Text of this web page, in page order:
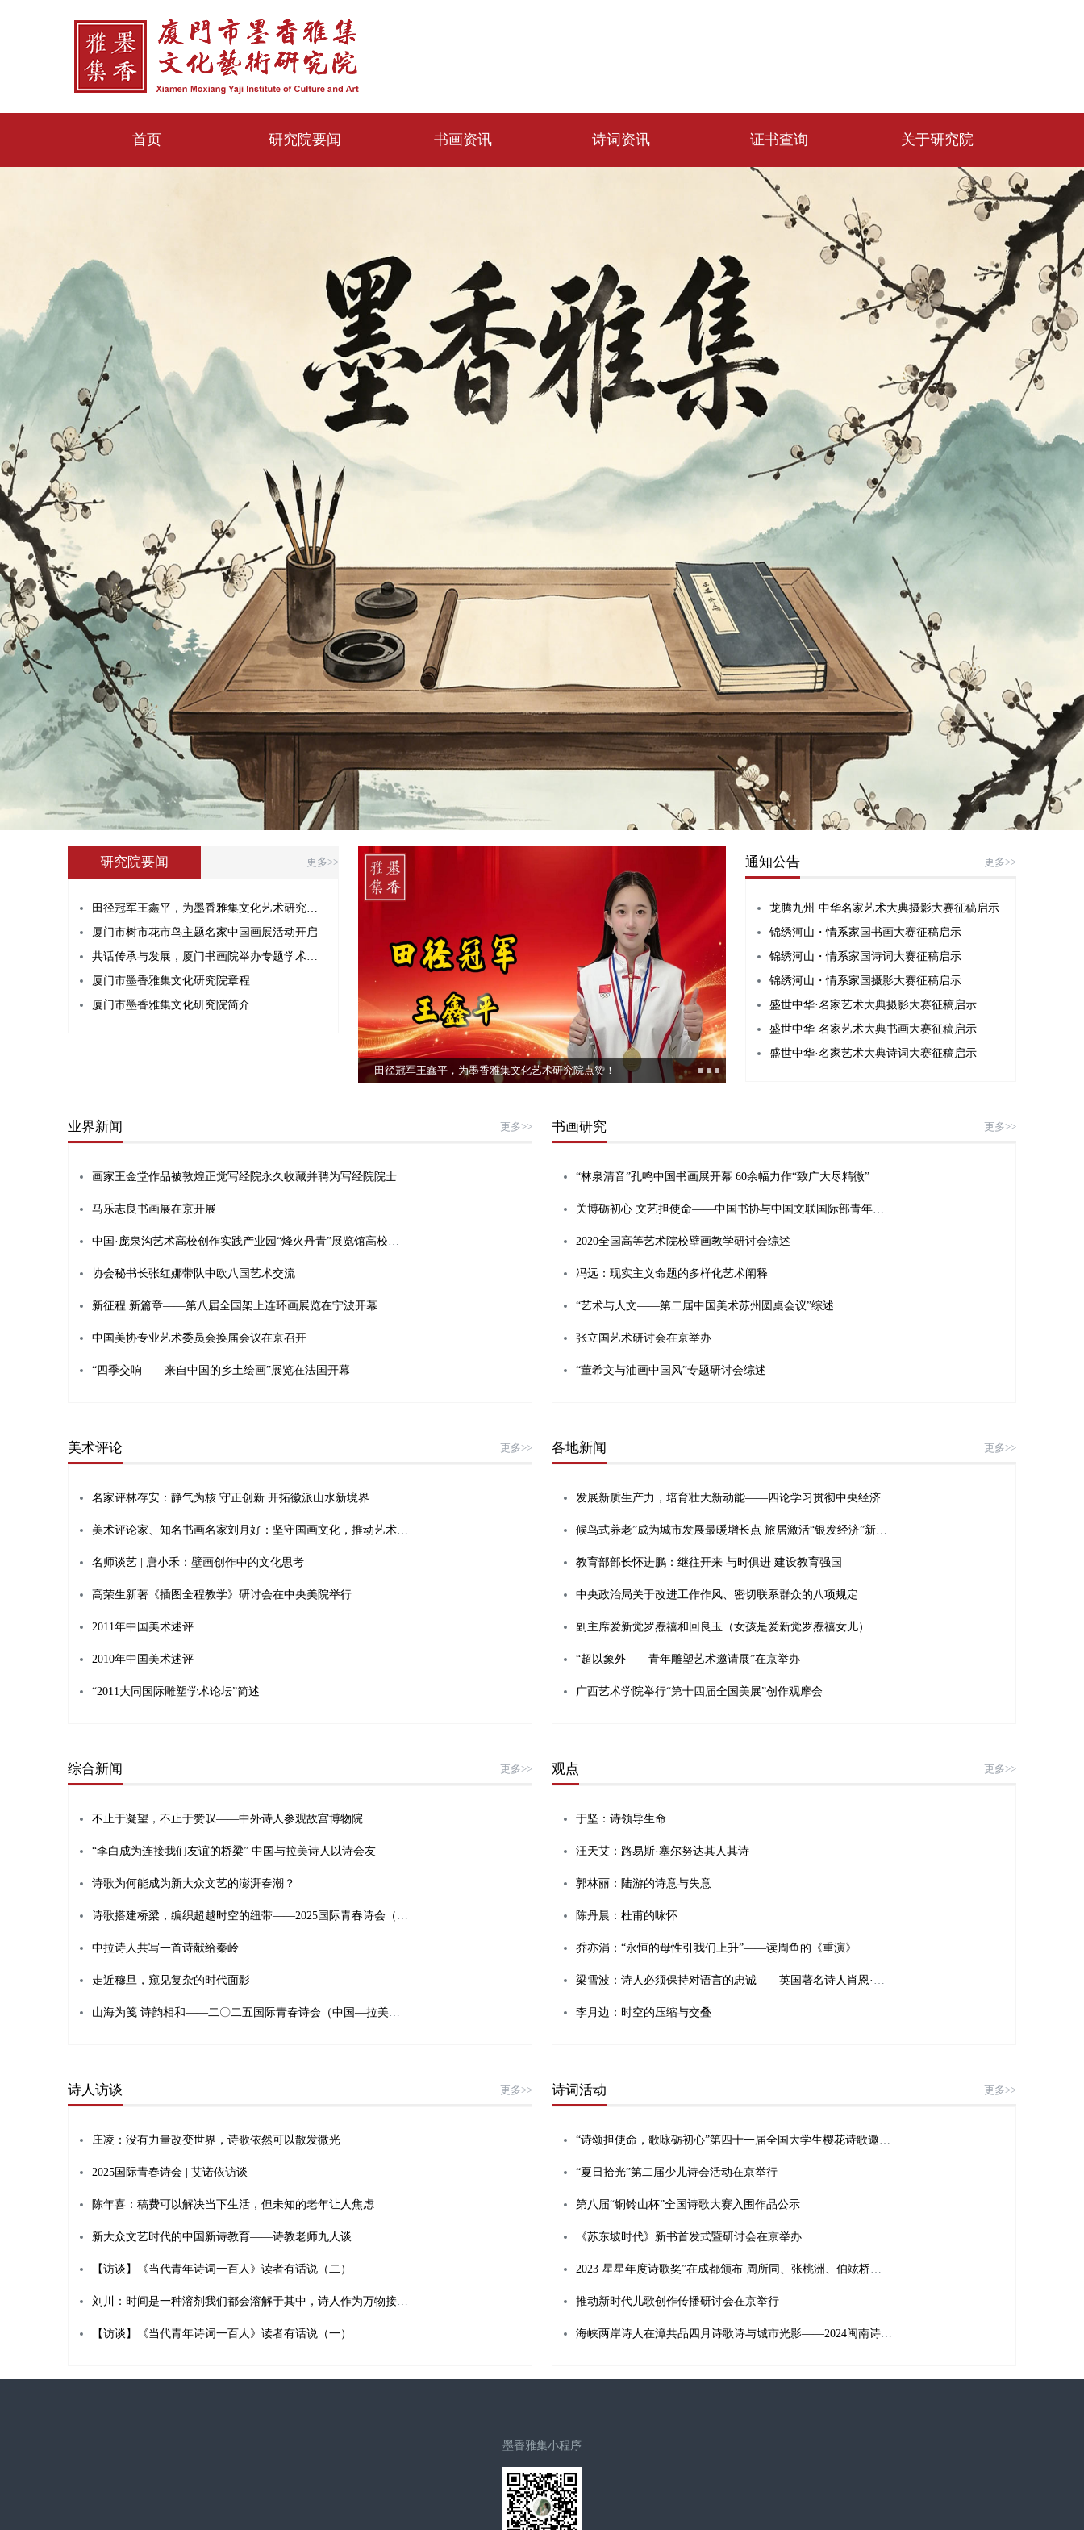
首页 研究院要闻 书画资讯 诗词资讯 证书查询 关于研究院
研究院要闻 更多>>
田径冠军王鑫平，为墨香雅集文化艺术研究院点赞！
厦门市树市花市鸟主题名家中国画展活动开启
共话传承与发展，厦门书画院举办专题学术座谈会
厦门市墨香雅集文化研究院章程
厦门市墨香雅集文化研究院简介
田径冠军王鑫平，为墨香雅集文化艺术研究院点赞！
通知公告 更多>>
龙腾九州·中华名家艺术大典摄影大赛征稿启示
锦绣河山・情系家国书画大赛征稿启示
锦绣河山・情系家国诗词大赛征稿启示
锦绣河山・情系家国摄影大赛征稿启示
盛世中华·名家艺术大典摄影大赛征稿启示
盛世中华·名家艺术大典书画大赛征稿启示
盛世中华·名家艺术大典诗词大赛征稿启示
业界新闻 更多>>
画家王金堂作品被敦煌正觉写经院永久收藏并聘为写经院院士
马乐志良书画展在京开展
协会秘书长张红娜带队中欧八国艺术交流
新征程 新篇章——第八届全国架上连环画展览在宁波开幕
中国美协专业艺术委员会换届会议在京召开
“四季交响——来自中国的乡土绘画”展览在法国开幕
书画研究 更多>>
“林泉清音”孔鸣中国书画展开幕 60余幅力作“致广大尽精微”
关博砺初心 文艺担使命——中国书协与中国文联国际部青年理论学习小组联学共建活动
2020全国高等艺术院校壁画教学研讨会综述
冯远：现实主义命题的多样化艺术阐释
“艺术与人文——第二届中国美术苏州圆桌会议”综述
张立国艺术研讨会在京举办
“董希文与油画中国风”专题研讨会综述
美术评论 更多>>
名家评林存安：静气为核 守正创新 开拓徽派山水新境界
美术评论家、知名书画名家刘月好：坚守国画文化，推动艺术传承
名师谈艺 | 唐小禾：壁画创作中的文化思考
高荣生新著《插图全程教学》研讨会在中央美院举行
2011年中国美术述评
2010年中国美术述评
“2011大同国际雕塑学术论坛”简述
各地新闻 更多>>
发展新质生产力，培育壮大新动能——四论学习贯彻中央经济工作会议精神
候鸟式养老”成为城市发展最暖增长点 旅居激活“银发经济”新蓝海
教育部部长怀进鹏：继往开来 与时俱进 建设教育强国
中央政治局关于改进工作作风、密切联系群众的八项规定
副主席爱新觉罗焘禧和回良玉（女孩是爱新觉罗焘禧女儿）
“超以象外——青年雕塑艺术邀请展”在京举办
广西艺术学院举行“第十四届全国美展”创作观摩会
综合新闻 更多>>
不止于凝望，不止于赞叹——中外诗人参观故宫博物院
“李白成为连接我们友谊的桥梁” 中国与拉美诗人以诗会友
诗歌为何能成为新大众文艺的澎湃春潮？
中拉诗人共写一首诗献给秦岭
走近穆旦，窥见复杂的时代面影
观点 更多>>
于坚：诗领导生命
汪天艾：路易斯·塞尔努达其人其诗
郭林丽：陆游的诗意与失意
陈丹晨：杜甫的咏怀
乔亦涓：“永恒的母性引我们上升”——读周鱼的《重演》
李月边：时空的压缩与交叠
诗人访谈 更多>>
庄凌：没有力量改变世界，诗歌依然可以散发微光
2025国际青春诗会 | 艾诺依访谈
陈年喜：稿费可以解决当下生活，但未知的老年让人焦虑
新大众文艺时代的中国新诗教育——诗教老师九人谈
【访谈】《当代青年诗词一百人》读者有话说（二）
刘川：时间是一种溶剂我们都会溶解于其中，诗人作为万物接收器要敏锐接收疼痛
【访谈】《当代青年诗词一百人》读者有话说（一）
诗词活动 更多>>
“夏日拾光”第二届少儿诗会活动在京举行
第八届“铜铃山杯”全国诗歌大赛入围作品公示
《苏东坡时代》新书首发式暨研讨会在京举办
2023·星星年度诗歌奖”在成都颁布 周所同、张桃洲、伯竑桥获奖
推动新时代儿歌创作传播研讨会在京举行
海峡两岸诗人在漳共品四月诗歌诗与城市光影——2024闽南诗歌节在闽南师范大学开幕
墨香雅集小程序